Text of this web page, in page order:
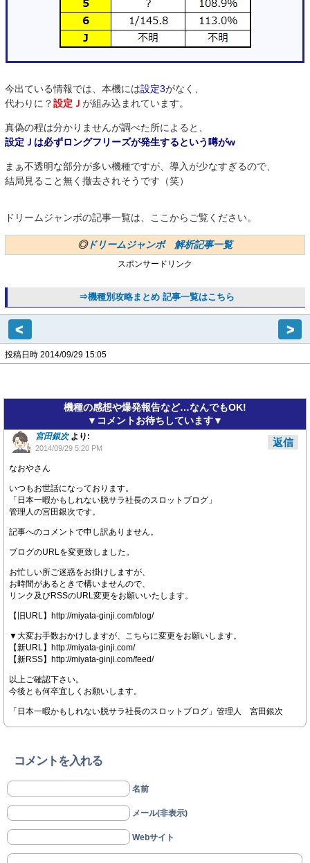
今出ている情報では、本機には設定3がなく、
代わりに？設定Ｊ が組み込まれています。
真偽の程は分かりませんが調べた所によると、
設定Ｊは必ずロングフリーズが発生するという噂がw
まぁ不透明な部分が多い機種ですが、導入が少なすぎるので、
結局見ること無く撤去されそうです（笑）
ドリームジャンボの記事一覧は、ここからご覧ください。
◎ドリームジャンボ 解析記事一覧
スポンサードリンク
⇒機種別攻略まとめ 記事一覧はこちら
< >
投稿日時 2014/09/29 15:05
機種の感想や爆発報告など…なんでもOK!
▼コメントお待ちしています▼
宮田銀次 より:
2014/09/29 5:20 PM
なおやさん
いつもお世話になっております。
「日本一暇かもしれない脱サラ社長のスロットブログ」
管理人の宮田銀次です。
記事へのコメントで申し訳ありません。
ブログのURLを変更致しました。
お忙しい所ご迷惑をお掛けしますが、
お時間があるときで構いませんので、
リンク及びRSSのURL変更をお願いいたします。
【旧URL】http://miyata-ginji.com/blog/
▼大変お手数おかけしますが、こちらに変更をお願いします。
【新URL】http://miyata-ginji.com/
【新RSS】http://miyata-ginji.com/feed/
以上ご確認下さい。
今後とも何卒宜しくお願いします。
「日本一暇かもしれない脱サラ社長のスロットブログ」管理人 宮田銀次
返信
コメントを入れる
名前
メール(非表示)
Webサイト